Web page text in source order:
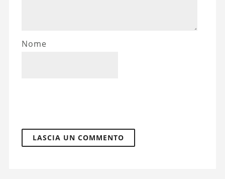
Nome